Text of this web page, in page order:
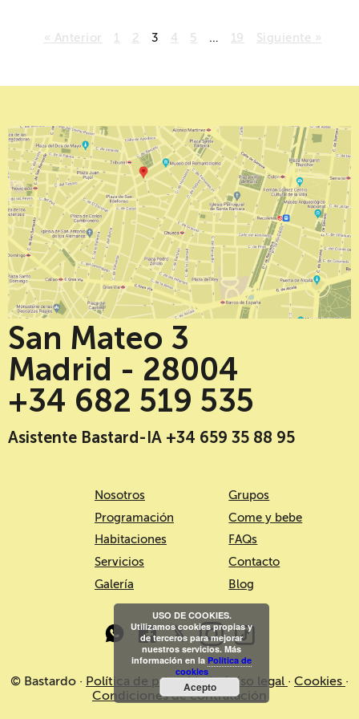
« Anterior 1 2 3 4 5 … 19 Siguiente »
San Mateo 3
Madrid - 28004
+34 682 519 535
Asistente Bastard-IA +34 659 35 88 95
Nosotros
Programación
Habitaciones
Servicios
Galería
Grupos
Come y bebe
FAQs
Contacto
Blog
© Bastardo · Política de privacidad·Aviso legal · Cookies ·
Condiciones de contratación
USO DE COOKIES.
Utilizamos cookies propias y
de terceros para mejorar
nuestros servicios. Más
información en la Política de
cookies
Acepto